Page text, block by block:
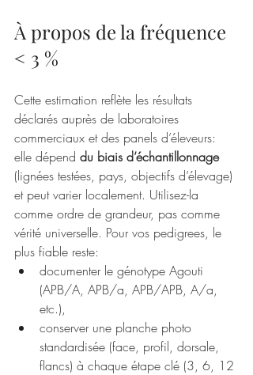
À propos de la fréquence
< 3 %
Cette estimation reflète les résultats
déclarés auprès de laboratoires
commerciaux et des panels d’éleveurs:
elle dépend du biais d’échantillonnage
(lignées testées, pays, objectifs d’élevage)
et peut varier localement. Utilisez-la
comme ordre de grandeur, pas comme
vérité universelle. Pour vos pedigrees, le
plus fiable reste:
documenter le génotype Agouti
(APB/A, APB/a, APB/APB, A/a,
etc.),
conserver une planche photo
standardisée (face, profil, dorsale,
flancs) à chaque étape clé (3, 6, 12